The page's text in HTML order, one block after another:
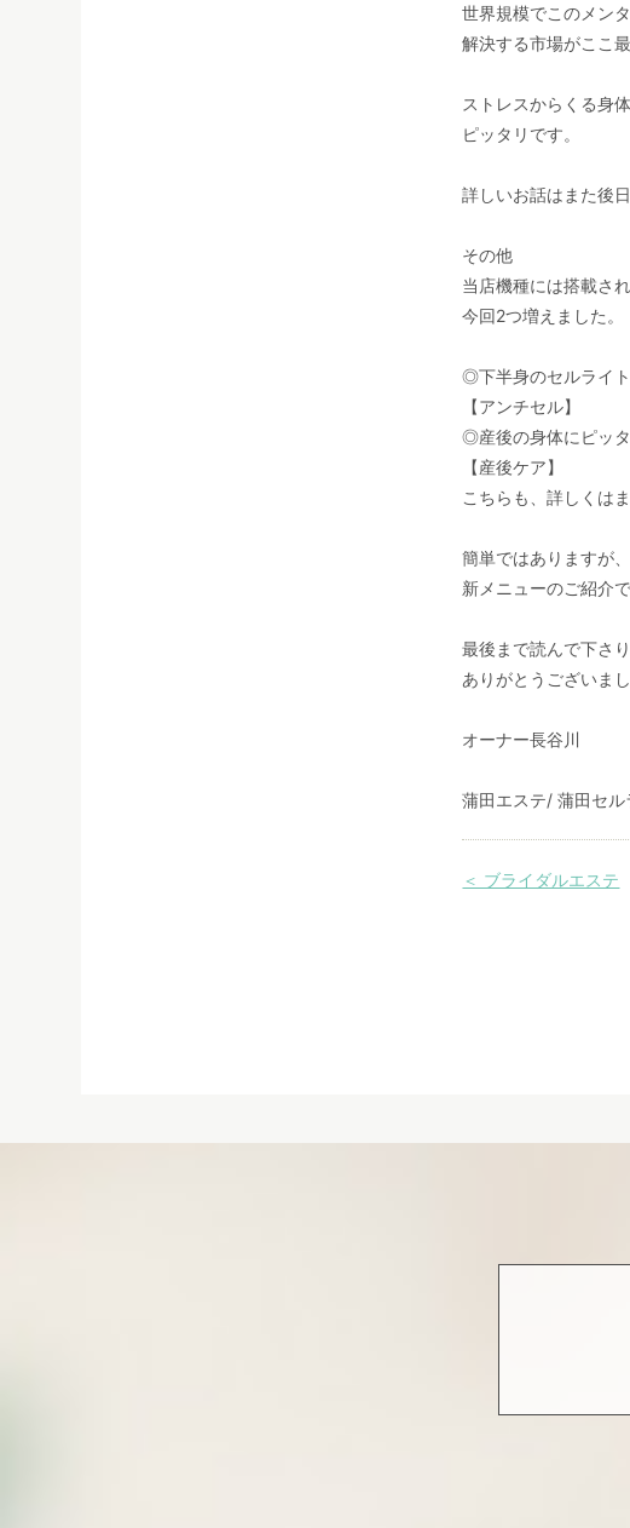
世界規模でこのメン
解決する市場がここ
ストレスからくる身
ピッタリです。
詳しいお話はまた後
その他
当店機種には搭載さ
今回2つ増えました。
◎下半身のセルライ
【アンチセル】
◎産後の身体にピッ
【産後ケア】
こちらも、詳しくは
簡単ではありますが
新メニューのご紹介で
最後まで読んで下さり
ありがとうございまし
オーナー長谷川
蒲田エステ/ 蒲田セ
＜ ブライダルエステ